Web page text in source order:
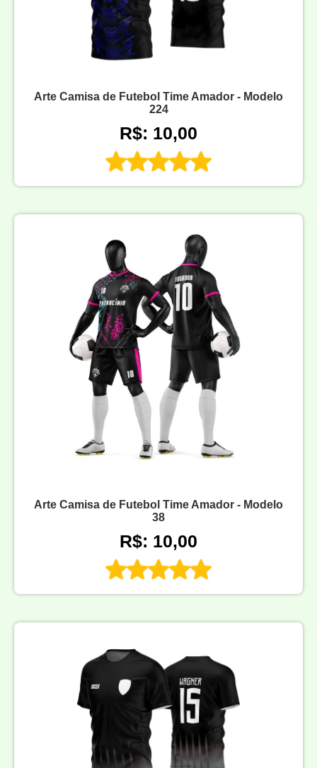
Arte Camisa de Futebol Time Amador - Modelo
224
R$: 10,00
Arte Camisa de Futebol Time Amador - Modelo
38
R$: 10,00